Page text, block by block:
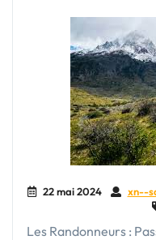
22 mai 2024 xn--
Les Randonneurs :